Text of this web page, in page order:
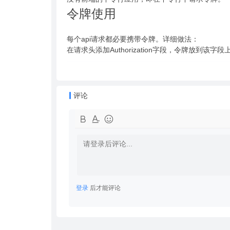
令牌使用
每个api请求都必要携带令牌。详细做法：
在请求头添加Authorization字段，令牌放到该字段
评论
登录 后才能评论